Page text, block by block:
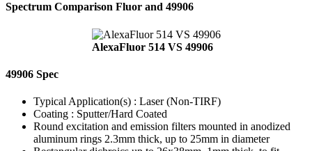
Spectrum Comparison Fluor and 49906
AlexaFluor 514 VS 49906
49906 Spec
Typical Application(s) : Laser (Non-TIRF)
Coating : Sputter/Hard Coated
Round excitation and emission filters mounted in anodized
aluminum rings 2.3mm thick, up to 25mm in diameter